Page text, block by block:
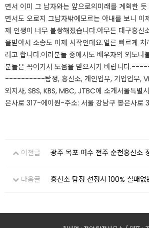
면서 이미 그 남자와는 앞으로의미래를 계획한
면서도 오로지 그남자밖에모르는 아내를 보니 이
제 인생이 너무 불쌍해졌습니다.​아무튼 대구흥신
을받아서 소송도 이제 시작인데요.​얼른 빠르게
려고 합니다.​여러분들 중에서도 배우자의 외도나
분들은 꼭여기서 도움을 받으시기 바랍
----------탐정, 흥신소, 개인업무, 기업업무,
외지사, SBS, KBS, MBC, JTBC에 소개​​서울특별
은사로 317-에이원-주소: 서울 강남구 봉은사로
이전글
광주 목포 여수 전주 순천흥신소
다음글
흥신소 탐정 선정시 100% 실패없